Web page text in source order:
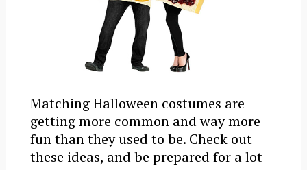
Matching Halloween costumes are
getting more common and way more
fun than they used to be. Check out
these ideas, and be prepared for a lot